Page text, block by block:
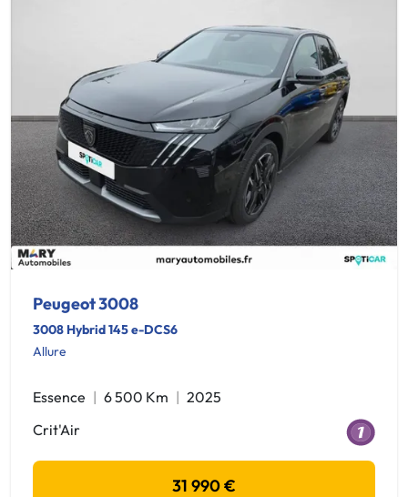
Peugeot 3008
3008 Hybrid 145 e-DCS6
Allure
Essence 6 500 Km
2025
Crit'Air
31 990 €